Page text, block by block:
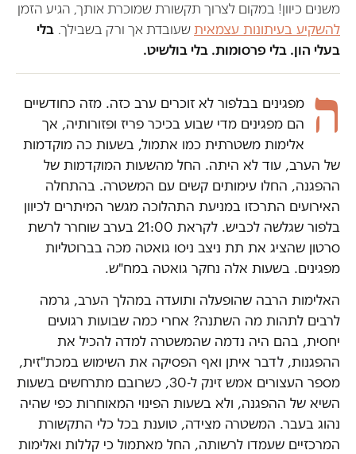
משנים כיוון! במקום לצרוך תקשורת שמוכרת אותך, הגיע הזמן
להשקיע בעיתונות עצמאיתשעובדת אך ורק בשבילך. בלי
בעלי הון. בלי פרסומות. בלי בולשיט.
ה מפגינים בבלפור לא זוכרים ערב כזה. מזה כחודשיים
הם מפגינים מדי שבוע בכיכר פריז ופזורותיה, אך
אלימות משטרתית כמו אתמול, בשעות כה מוקדמות
של הערב, עוד לא היתה. החל מהשעות המוקדמות של
ההפגנה, החלו עימותים קשים עם המשטרה. בהתחלה
האירועים התרכזו במניעת התהלוכה מגשר המיתרים לכיוון
בלפור שגלשה לכביש. לקראת 21:00 בערב שוחרר לרשת
סרטון שהציג את תת ניצב ניסו גואטה מכה בברוטליות
מפגינים. בשעות אלה נחקר גואטה במח"ש.
האלימות הרבה שהופעלה ותועדה במהלך הערב, גרמה
לרבים לתהות מה השתנה? אחרי כמה שבועות רגועים
יחסית, בהם היה נדמה שהמשטרה למדה להכיל את
ההפגנות, לדבר איתן ואף הפסיקה את השימוש במכת"זית,
מספר העצורים אמש זינק ל-30, כשרובם מתרחשים בשעות
השיא של ההפגנה, ולא בשעות הפינוי המאוחרות כפי שהיה
נהוג בעבר. המשטרה מצידה, טוענת בכל כלי התקשורת
המרכזיים שעמדו לרשותה, החל מאתמול כי קללות ואלימות